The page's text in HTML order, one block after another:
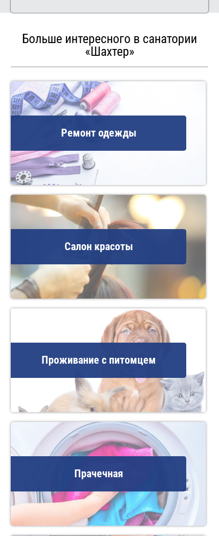
Больше интересного в санатории
«Шахтер»
Ремонт одежды
Салон красоты
Проживание с питомцем
Прачечная